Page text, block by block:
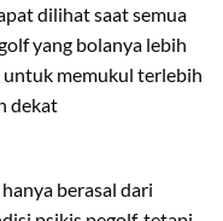
dilihat saat semua
yang bolanya lebih
memukul terlebih
dekat
berasal dari